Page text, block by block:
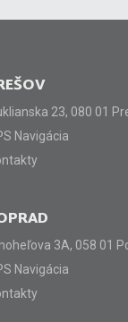
23, 080 01
Navigácia
3A, 058 01
Navigácia